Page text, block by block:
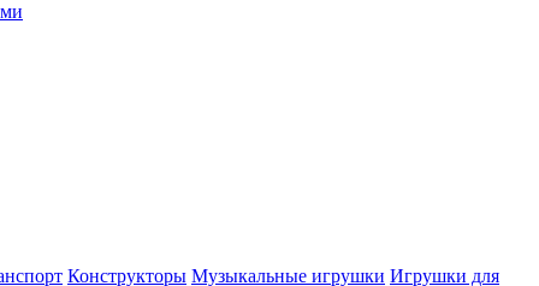
Конструкторы Музыкальные игрушки Игрушки для